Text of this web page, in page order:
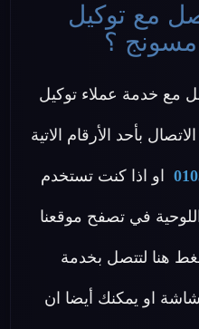
مع توكيل
؟
مع خدمة عملاء توكيل
بأحد الأرقام الاتية
او اذا كنت تستخدم
في تصفح موقعنا
هنا لتتصل بخدمة
او يمكنك أيضا ان